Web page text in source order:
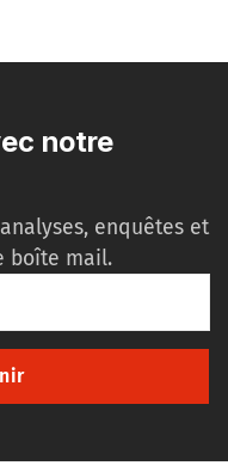
notre
enquêtes et
boîte mail.